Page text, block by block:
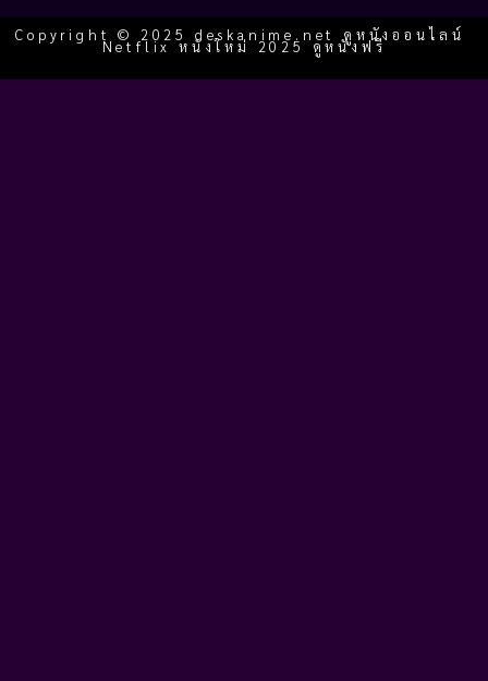
Copyright © 2025 deskanime.net ดูหนังออนไลน์
Netflix หนังใหม่ 2025 ดูหนังฟรี